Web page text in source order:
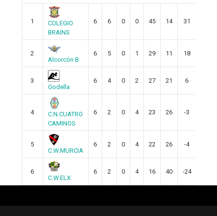
1
COLEGIO
BRAINS
6 6 0 0 45 14 31
2
Alcorcón B
6 5 0 1 29 11 18
3
Godella
6 4 0 2 27 21 6
4
C.N.CUATRO
CAMINOS
6 2 0 4 23 26 -3
5
C.W.MURCIA
6 2 0 4 22 26 -4
6
C.W.ELX
6 2 0 4 16 40 -24